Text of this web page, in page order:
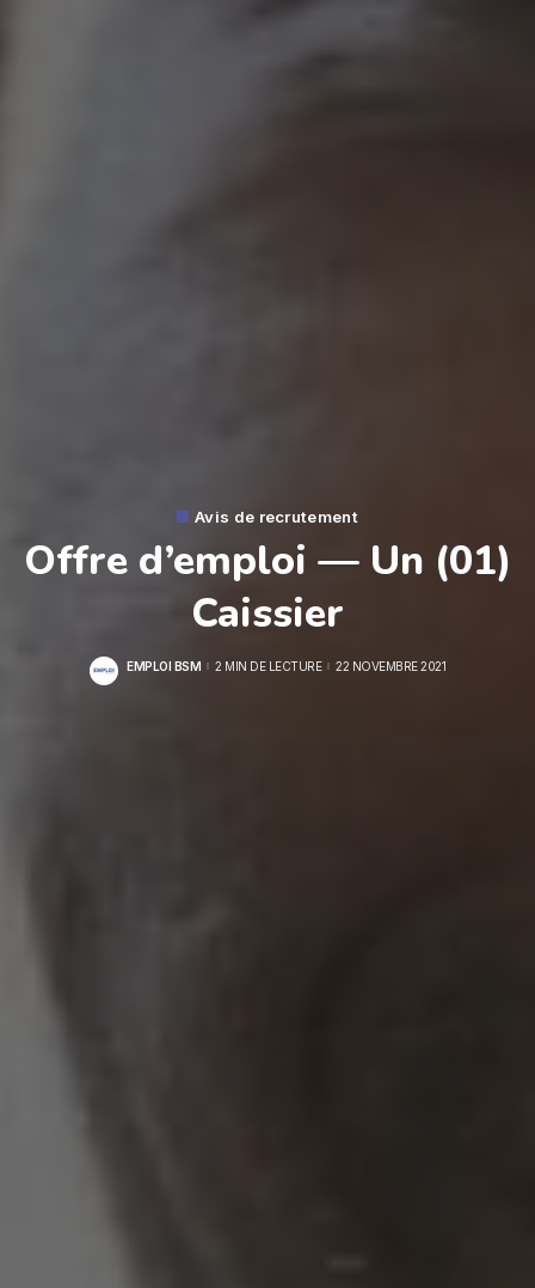
Avis de recrutement
Offre d’emploi — Un (01)
Caissier
POSTED
EMPLOI BSM 2 MIN DE LECTURE 22 NOVEMBRE 2021